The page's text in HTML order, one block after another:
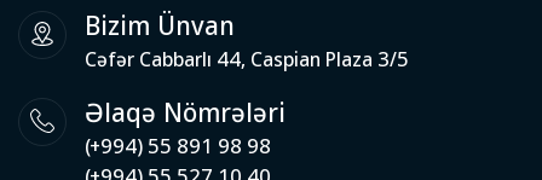
Bizim Ünvan
Cəfər Cabbarlı 44, Caspian Plaza 3/5
Əlaqə Nömrələri
(+994) 55 891 98 98